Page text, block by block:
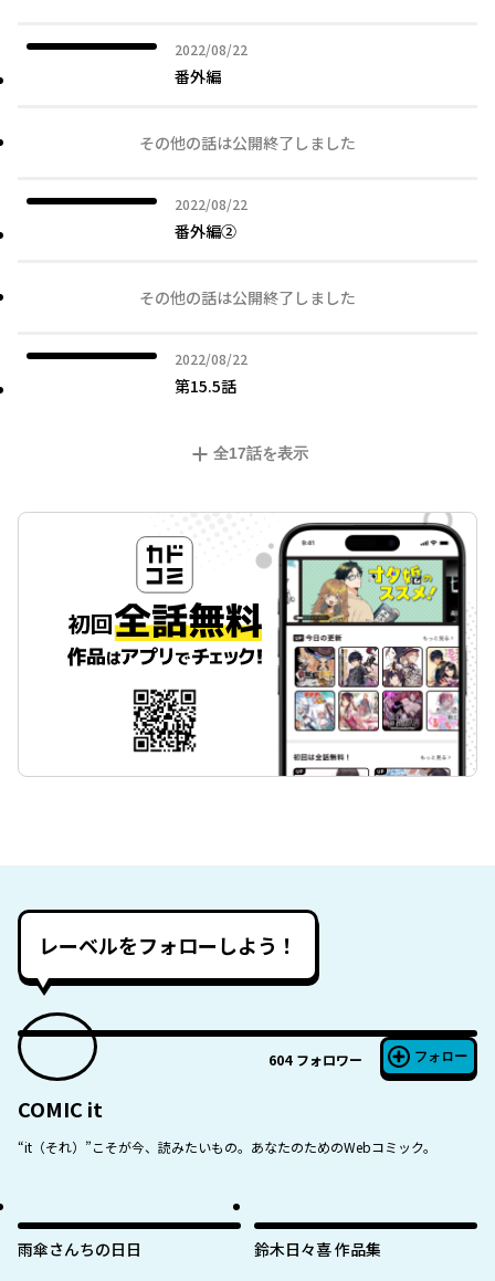
2022/08/22
2022年08月22日
番外編
その他の話は公開終了しました
2022/08/22
2022年08月22日
番外編②
その他の話は公開終了しました
2022/08/22
2022年08月22日
第15.5話
全17話を表示
レーベルをフォローしよう！
604 フォロワー フォロー
COMIC it
“it（それ）”こそが今、読みたいもの。あなたのためのWebコミック。
雨傘さんちの日日 鈴木日々喜 作品集